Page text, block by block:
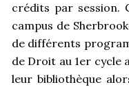
crédits par session.
campus de
de différents
de Droit au 1er cycle
leur bibliothèque